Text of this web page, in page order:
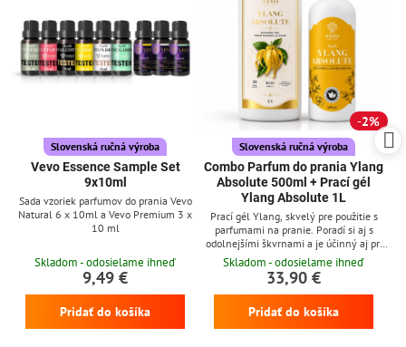
Slovenská ručná výroba
Vevo Essence Sample Set
9x10ml
Sada vzoriek parfumov do prania Vevo
Natural 6 x 10ml a Vevo Premium 3 x
10 ml
Skladom - odosielame ihneď
9,49 €
Pridať do košíka
2%
Slovenská ručná výroba
Combo Parfum do prania Ylang
Absolute 500ml + Prací gél
Ylang Absolute 1L
Prací gél Ylang, skvelý pre použitie s
parfumami na pranie. Poradí si aj s
odolnejšími škvrnami a je účinný aj pri
nízkych teplotách
Skladom - odosielame ihneď
33,90 €
Pridať do košíka